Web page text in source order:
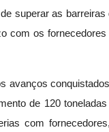
superar as
com os
avanços
de 120
com